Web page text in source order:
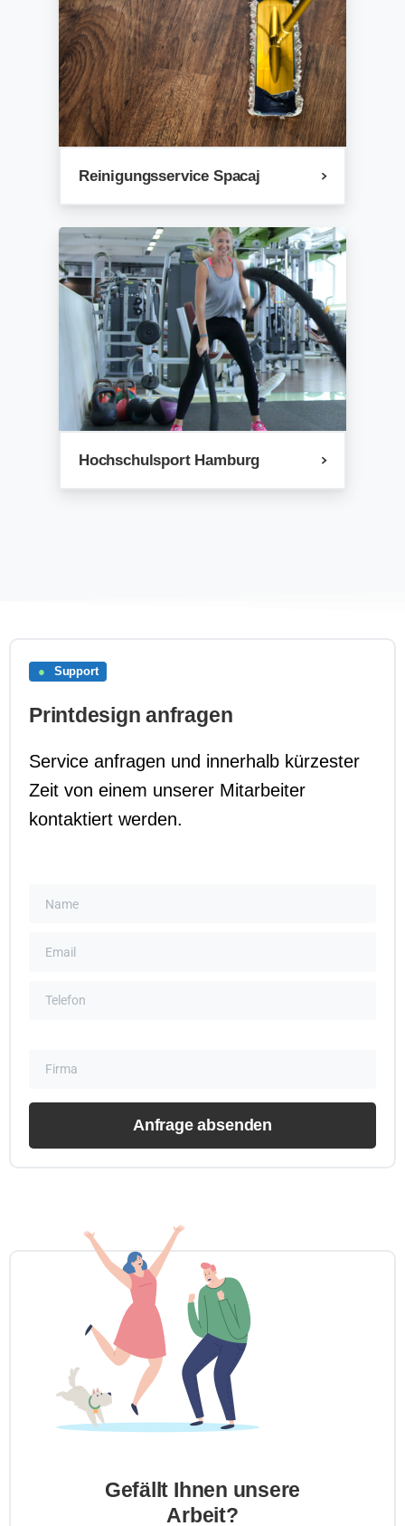
Reinigungsservice Spacaj
Hochschulsport Hamburg
● Support
Printdesign anfragen
Service anfragen und innerhalb kürzester
Zeit von einem unserer Mitarbeiter
kontaktiert werden.
Gefällt Ihnen unsere
Arbeit?